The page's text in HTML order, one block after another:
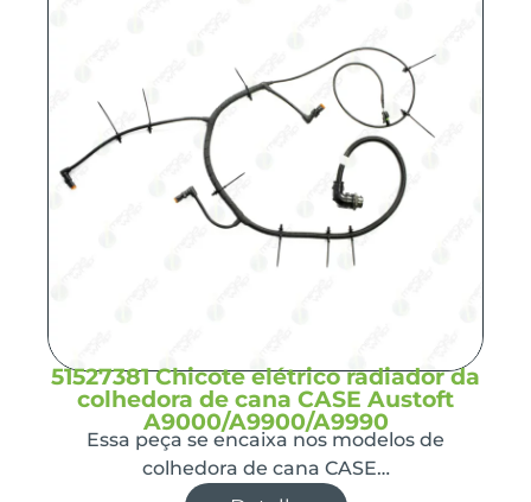
51527381 Chicote elétrico radiador da
colhedora de cana CASE Austoft
A9000/A9900/A9990
Essa peça se encaixa nos modelos de
colhedora de cana CASE…